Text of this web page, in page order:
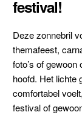
festival!
Deze zonnebril
themafeest,
foto’s of
hoofd. Het lichte
comfortabel
festival of